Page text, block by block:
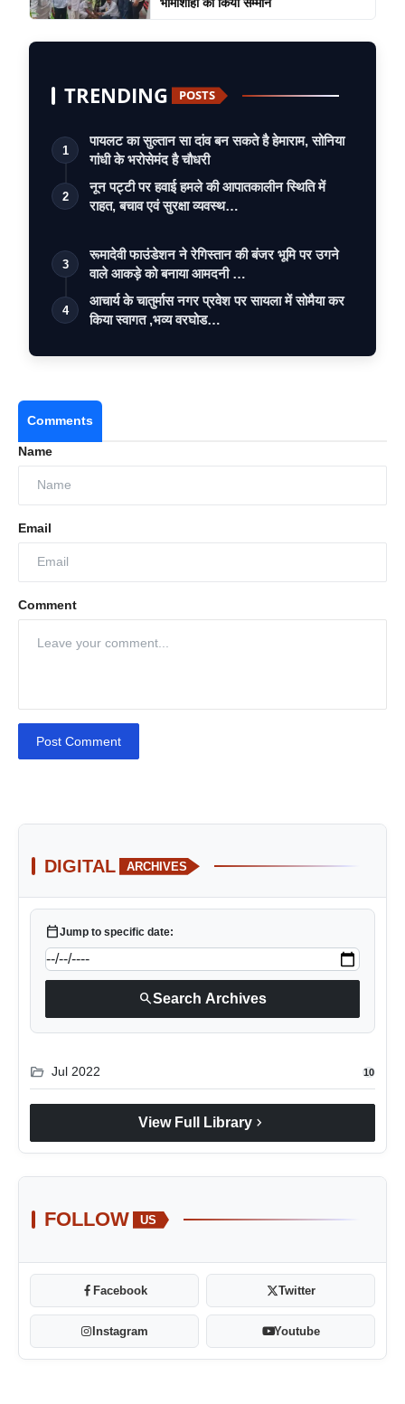
TRENDING POSTS
1
पायलट का सुल्तान सा दांव बन सकते है हेमाराम, सोनिया
गांधी के भरोसेमंद है चौधरी
2
नून पट्टी पर हवाई हमले की आपातकालीन स्थिति में
राहत, बचाव एवं सुरक्षा व्यवस्थ…
3
रूमादेवी फाउंडेशन ने रेगिस्तान की बंजर भूमि पर उगने
वाले आकड़े को बनाया आमदनी …
4
आचार्य के चातुर्मास नगर प्रवेश पर सायला में सोमैया कर
किया स्वागत ,भव्य वरघोड…
Comments
Name
Email
Comment
Post Comment
DIGITAL ARCHIVES
calendar_todayJump to specific date:
searchSearch Archives
folder_open Jul 2022 10
View Full Library chevron_right
FOLLOW US
Facebook Twitter
Instagram Youtube